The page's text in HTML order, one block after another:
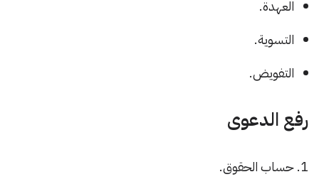
العهدة.
التسوية.
التفويض.
رفع الدعوى
حساب الحقوق.